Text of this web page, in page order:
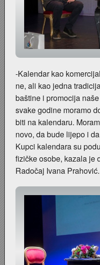
Stoljetna
Tvornica
Boksački klub
Bijelo dugme
Autobusna
Auto cross
AMD Zanatlija
Adamo klub
8. slet Bratstva i
Marakovo brdo i
Štamparija
Mala scena
Mala scena
Maturanti
Motocross
NULA
Nepokoreni
Novogodišnje
Poplava 1987.
Pothodnik
Zavjet Petra
Škola plivanja
Mimohod 23.
Ekonomska
Crkva Sv.
Frizerski salon
Gimnazijska i
Karlovački
Obitelj Klemenčić
Krešimir
Krešimir
KUD REČICA
Nevenius Graf
Nikola Perić -
-Kalendar kao
ne, ali kao jedna
baštine i promocija
svake godine moramo
biti na kalendaru.
novo, da bude lijepo i
Kupci kalendara su
fizičke osobe, kazala je
Radočaj Ivana Prahović.